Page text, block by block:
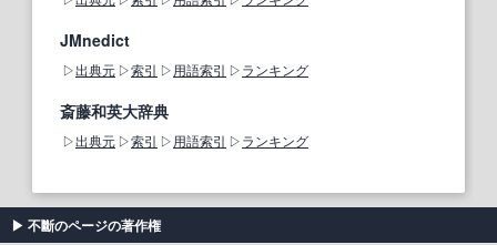
JMnedict
出典元 索引 用語索引 ランキング
斎藤和英大辞典
出典元 索引 用語索引 ランキング
不斷のページの著作権